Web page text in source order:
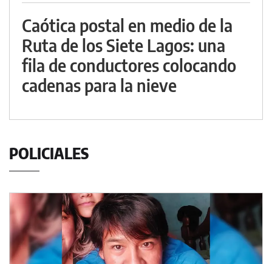
Caótica postal en medio de la
Ruta de los Siete Lagos: una
fila de conductores colocando
cadenas para la nieve
POLICIALES